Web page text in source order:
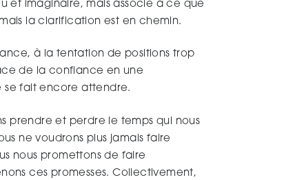
et imaginaire, mais associé à ce que
la clarification est en chemin.
à la tentation de positions trop
de la confiance en une
se fait encore attendre.
prendre et perdre le temps qui nous
ne voudrons plus jamais faire
nous promettons de faire
ces promesses. Collectivement,